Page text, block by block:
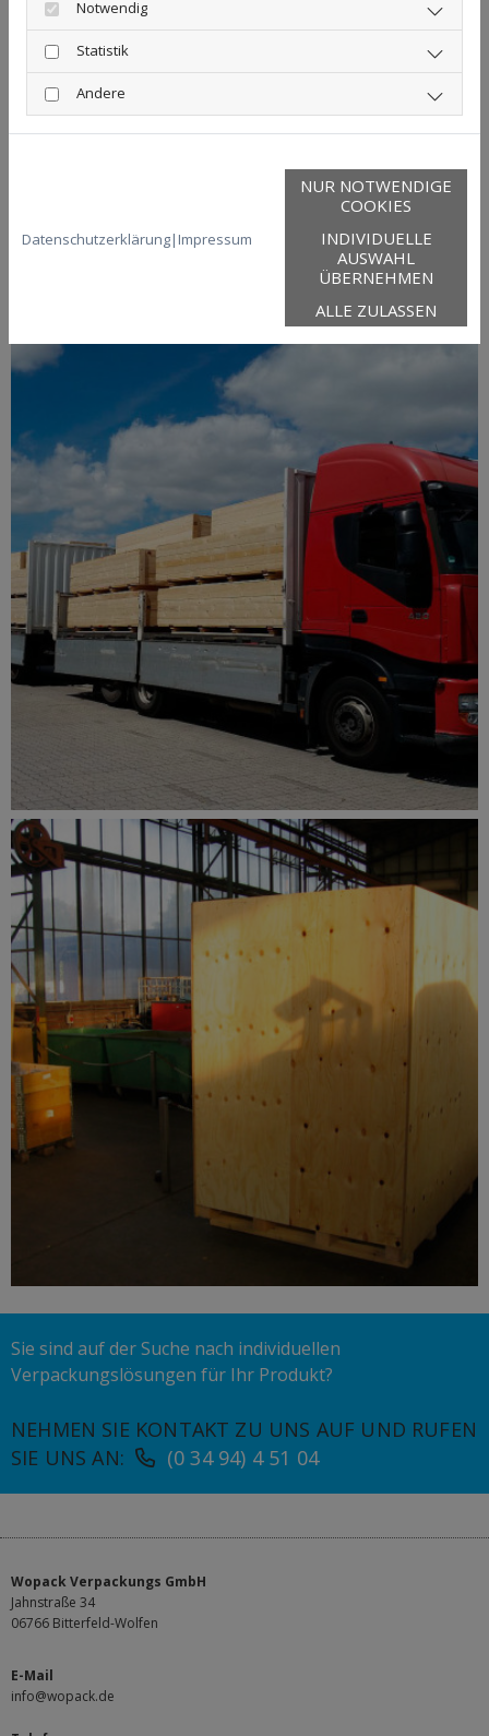
Sie sind auf der Suche nach individuellen
Verpackungslösungen für Ihr Produkt?
NEHMEN SIE KONTAKT ZU UNS AUF UND RUFEN
SIE UNS AN:
(0 34 94) 4 51 04
Wopack Verpackungs GmbH
Jahnstraße 34
06766 Bitterfeld-Wolfen
E-Mail
info@wopack.de
Notwendig
Statistik
Andere
Datenschutzerklärung| Impressum
NUR NOTWENDIGE
COOKIES
INDIVIDUELLE
AUSWAHL
ÜBERNEHMEN
ALLE ZULASSEN